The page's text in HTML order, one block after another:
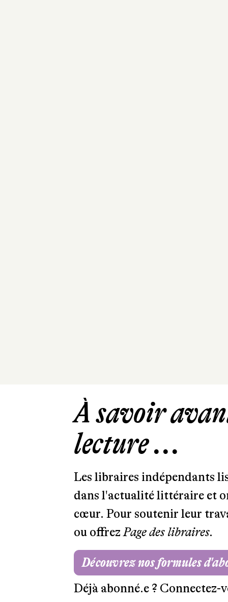
À savoir
lecture ...
Les libraires indépendants
dans l'actualité littéraire et
cœur. Pour soutenir leur
ou offrezPage des libraires.
Découvrez nos formules
Déjà abonné.e ? Connectez-